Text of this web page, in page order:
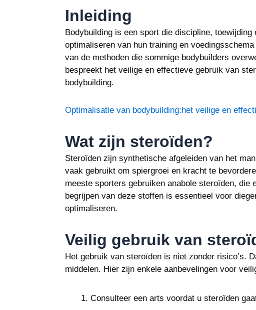
Inleiding
Bodybuilding is een sport die discipline,
optimaliseren van hun training en
van de methoden die sommige bodybuilders
bespreekt het veilige en effectieve gebruik van
bodybuilding.
Optimalisatie van bodybuilding:het veilige en
Wat zijn steroïden?
Steroïden zijn synthetische afgeleiden van het
vaak gebruikt om spiergroei en kracht te
meeste sporters gebruiken anabole steroïden, die
begrijpen van deze stoffen is essentieel voor
optimaliseren.
Veilig gebruik van
Het gebruik van steroïden is niet zonder risico’s.
middelen. Hier zijn enkele aanbevelingen voor
Consulteer een arts voordat u steroïden